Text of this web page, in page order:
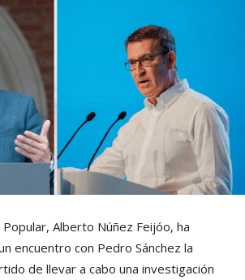
Alberto Núñez Feijóo, ha
encuentro con Pedro Sánchez la
de llevar a cabo una investigación